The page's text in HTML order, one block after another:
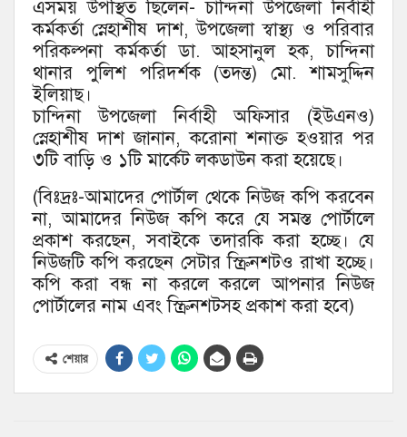
এসময় উপস্থিত ছিলেন- চান্দিনা উপজেলা নির্বাহী
কর্মকর্তা স্নেহাশীষ দাশ, উপজেলা স্বাস্থ্য ও পরিবার
পরিকল্পনা কর্মকর্তা ডা. আহসানুল হক, চান্দিনা
থানার পুলিশ পরিদর্শক (তদন্ত) মো. শামসুদ্দিন
ইলিয়াছ।
চান্দিনা উপজেলা নির্বাহী অফিসার (ইউএনও)
স্নেহাশীষ দাশ জানান, করোনা শনাক্ত হওয়ার পর
৩টি বাড়ি ও ১টি মার্কেট লকডাউন করা হয়েছে।
(বিঃদ্রঃ-আমাদের পোর্টাল থেকে নিউজ কপি করবেন
না, আমাদের নিউজ কপি করে যে সমস্ত পোর্টালে
প্রকাশ করছেন, সবাইকে তদারকি করা হচ্ছে। যে
নিউজটি কপি করছেন সেটার স্ক্রিনশটও রাখা হচ্ছে।
কপি করা বন্ধ না করলে করলে আপনার নিউজ
পোর্টালের নাম এবং স্ক্রিনশটসহ প্রকাশ করা হবে)
শেয়ার